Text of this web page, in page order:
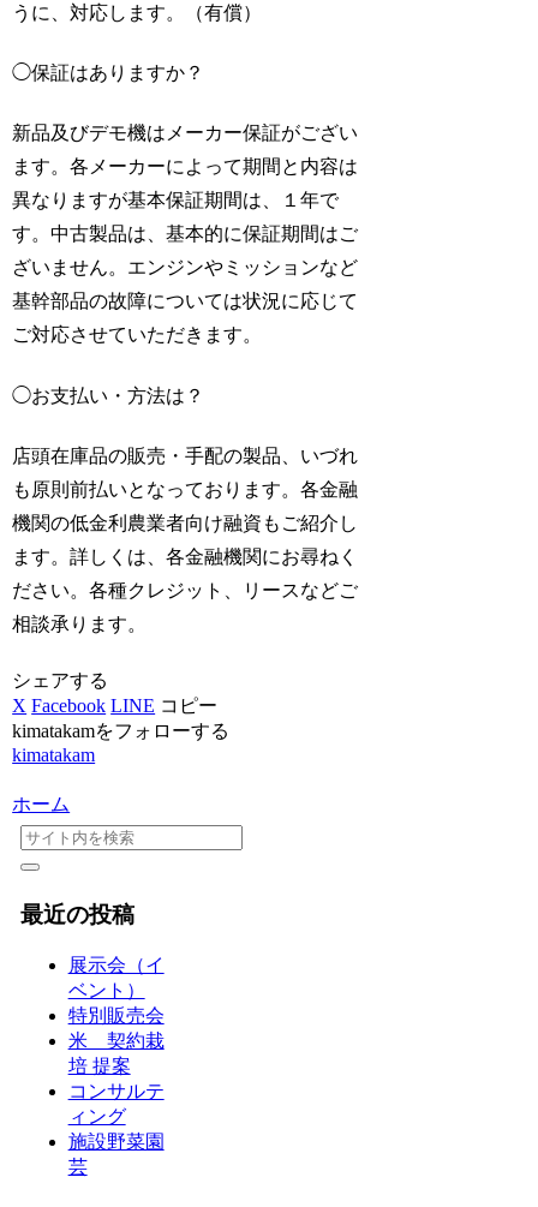
うに、対応します。（有償）
◯保証はありますか？
新品及びデモ機はメーカー保証がござい
ます。各メーカーによって期間と内容は
異なりますが基本保証期間は、１年で
す。中古製品は、基本的に保証期間はご
ざいません。エンジンやミッションなど
基幹部品の故障については状況に応じて
ご対応させていただきます。
◯お支払い・方法は？
店頭在庫品の販売・手配の製品、いづれ
も原則前払いとなっております。各金融
機関の低金利農業者向け融資もご紹介し
ます。詳しくは、各金融機関にお尋ねく
ださい。各種クレジット、リースなどご
相談承ります。
シェアする
X Facebook LINE コピー
kimatakamをフォローする
kimatakam
ホーム
最近の投稿
展示会（イ
ベント）
特別販売会
米 契約栽
培 提案
コンサルテ
ィング
施設野菜園
芸